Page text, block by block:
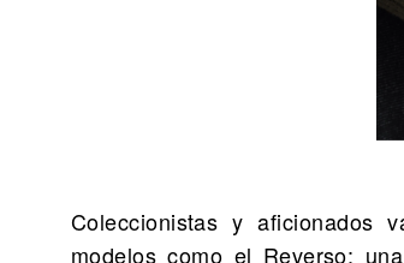
Coleccionistas y aficionados
modelos como el Reverso: